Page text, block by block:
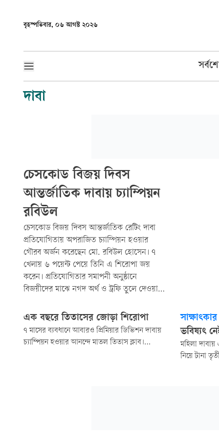
বৃহস্পতিবার, ০৬ আগস্ট ২০২৬
দাবা
চেসকোড বিজয় দিবস
আন্তর্জাতিক দাবায় চ্যাম্পিয়ন
রবিউল
চেসকোড বিজয় দিবস আন্তর্জাতিক রেটিং দাবা
প্রতিযোগিতায় অপরাজিত চ্যাম্পিয়ন হওয়ার
গৌরব অর্জন করেছেন মো. রবিউল হোসেন। ৭
খেলায় ৬ পয়েন্ট পেয়ে তিনি এ শিরোপা জয়
করেন। প্রতিযোগিতার সমাপনী অনুষ্ঠানে
বিজয়ীদের মাঝে নগদ অর্থ ও ট্রফি তুলে দেওয়া
এক বছরে তিতাসের জোড়া শিরোপা
৭ মাসের ব্যবধানে আবারও প্রিমিয়ার ডিভিশন দাবায়
চ্যাম্পিয়ন হওয়ার আনন্দে মাতল তিতাস ক্লাব।
সাক্ষাৎকার
ভবিষ্যৎ
মহিলা
নিয়ে টানা